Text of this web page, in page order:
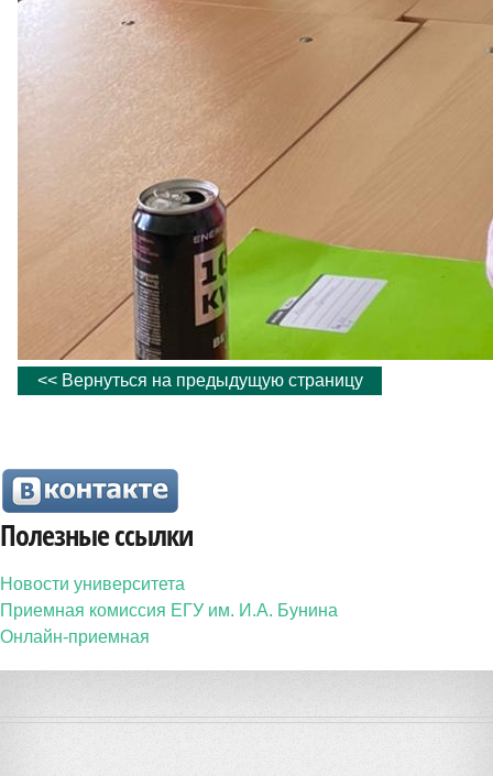
<< Вернуться на предыдущую страницу
Полезные ссылки
Новости университета
Приемная комиссия ЕГУ им. И.А. Бунина
Онлайн-приемная